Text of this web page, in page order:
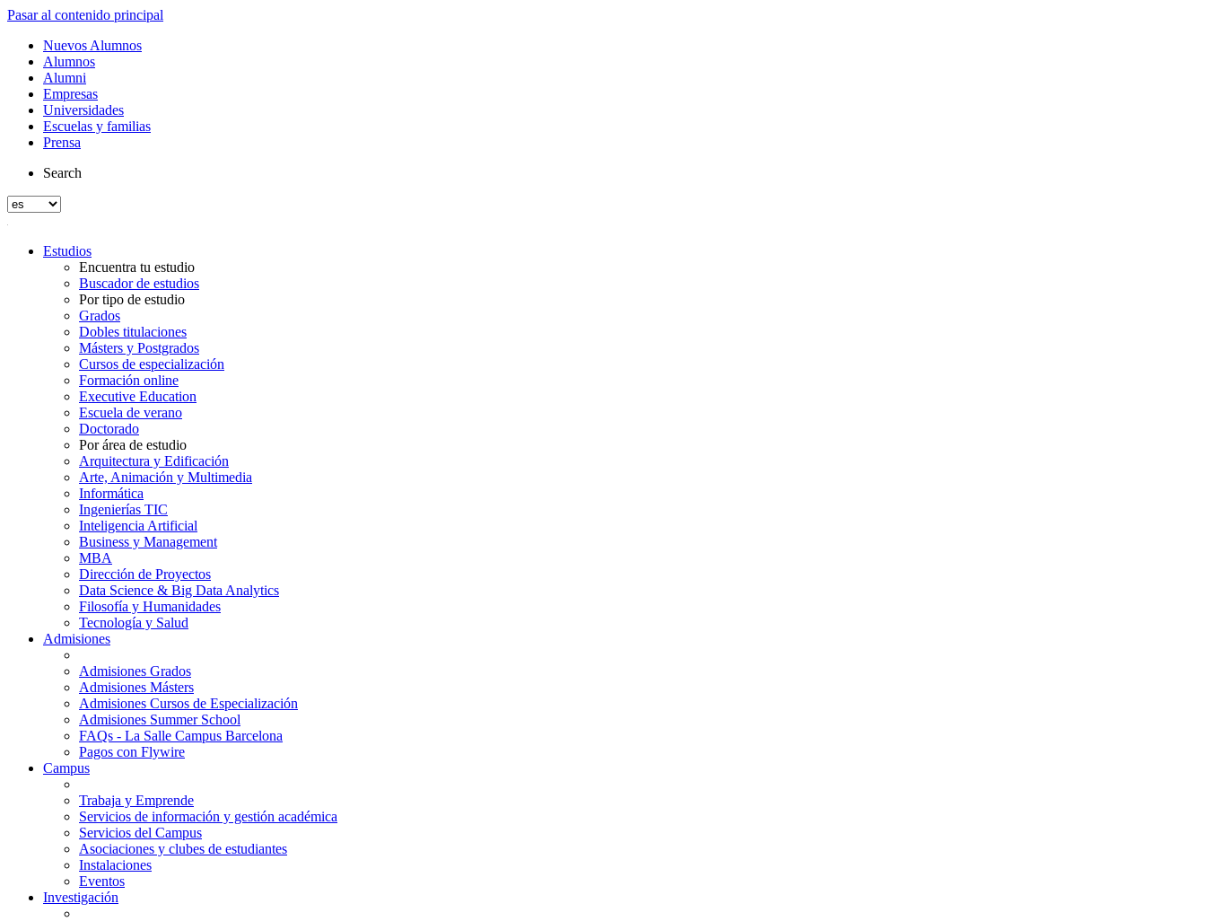
Pasar al contenido principal
Nuevos Alumnos
Alumnos
Alumni
Empresas
Universidades
Escuelas y familias
Prensa
Search
Estudios
Encuentra tu estudio
Buscador de estudios
Por tipo de estudio
Grados
Dobles titulaciones
Másters y Postgrados
Cursos de especialización
Formación online
Executive Education
Escuela de verano
Doctorado
Por área de estudio
Arquitectura y Edificación
Arte, Animación y Multimedia
Informática
Ingenierías TIC
Inteligencia Artificial
Business y Management
MBA
Dirección de Proyectos
Data Science & Big Data Analytics
Filosofía y Humanidades
Tecnología y Salud
Admisiones
Admisiones Grados
Admisiones Másters
Admisiones Cursos de Especialización
Admisiones Summer School
FAQs - La Salle Campus Barcelona
Pagos con Flywire
Campus
Trabaja y Emprende
Servicios de información y gestión académica
Servicios del Campus
Asociaciones y clubes de estudiantes
Instalaciones
Eventos
Investigación